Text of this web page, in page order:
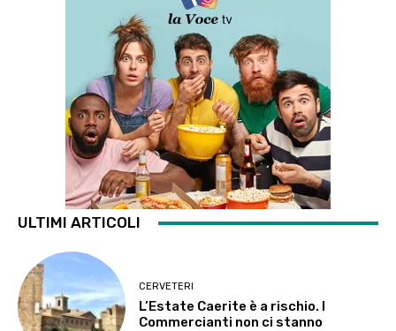
ULTIMI ARTICOLI
CERVETERI
L’Estate Caerite è a rischio. I
Commercianti non ci stanno